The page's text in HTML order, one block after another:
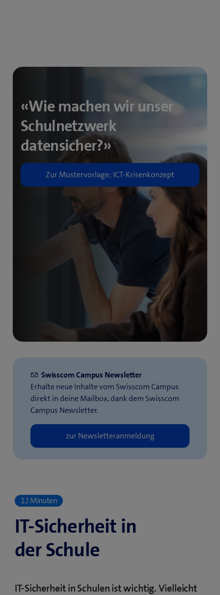
«Wie machen wir unser
Schulnetzwerk
datensicher?»
Swisscom Campus Newsletter
Erhalte neue Inhalte vom Swisscom Campus
direkt in deine Mailbox, dank dem Swisscom
Campus Newsletter.
12 Minuten
IT-Sicherheit in
der Schule
IT-Sicherheit in Schulen ist wichtig. Vielleicht